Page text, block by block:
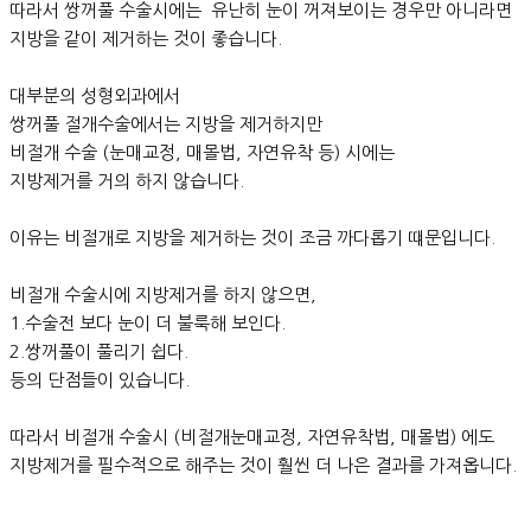
따라서 쌍꺼풀 수술시에는 유난히 눈이 꺼져보이는 경우만 아니라면
지방을 같이 제거하는 것이 좋습니다.
대부분의 성형외과에서
쌍꺼풀 절개수술에서는 지방을 제거하지만
비절개 수술 (눈매교정, 매몰법, 자연유착 등) 시에는
지방제거를 거의 하지 않습니다.
이유는 비절개로 지방을 제거하는 것이 조금 까다롭기 떄문입니다.
비절개 수술시에 지방제거를 하지 않으면,
1.수술전 보다 눈이 더 불룩해 보인다.
2.쌍꺼풀이 풀리기 쉽다.
등의 단점들이 있습니다.
따라서 비절개 수술시 (비절개눈매교정, 자연유착법, 매몰법) 에도
지방제거를 필수적으로 해주는 것이 훨씬 더 나은 결과를 가져옵니다.